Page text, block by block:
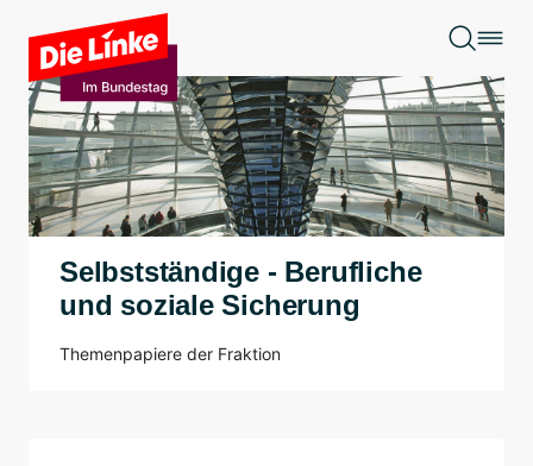
Zum Hauptinhalt springen
Selbstständige - Berufliche
und soziale Sicherung
Themenpapiere der Fraktion